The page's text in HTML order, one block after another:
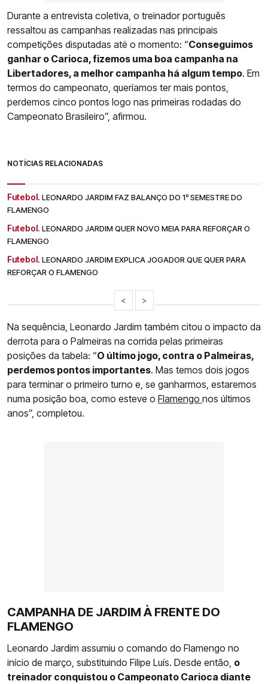
Durante a entrevista coletiva, o treinador português
ressaltou as campanhas realizadas nas principais
competições disputadas até o momento: “Conseguimos
ganhar o Carioca, fizemos uma boa campanha na
Libertadores, a melhor campanha há algum tempo. Em
termos do campeonato, queríamos ter mais pontos,
perdemos cinco pontos logo nas primeiras rodadas do
Campeonato Brasileiro”, afirmou.
NOTÍCIAS RELACIONADAS
Futebol. LEONARDO JARDIM FAZ BALANÇO DO 1º SEMESTRE DO
FLAMENGO
Futebol. LEONARDO JARDIM QUER NOVO MEIA PARA REFORÇAR O
FLAMENGO
Futebol. LEONARDO JARDIM EXPLICA JOGADOR QUE QUER PARA
REFORÇAR O FLAMENGO
< >
Na sequência, Leonardo Jardim também citou o impacto da
derrota para o Palmeiras na corrida pelas primeiras
posições da tabela: “O último jogo, contra o Palmeiras,
perdemos pontos importantes. Mas temos dois jogos
para terminar o primeiro turno e, se ganharmos, estaremos
numa posição boa, como esteve o Flamengo nos últimos
anos”, completou.
CAMPANHA DE JARDIM À FRENTE DO
FLAMENGO
Leonardo Jardim assumiu o comando do Flamengo no
início de março, substituindo Filipe Luís. Desde então, o
treinador conquistou o Campeonato Carioca diante